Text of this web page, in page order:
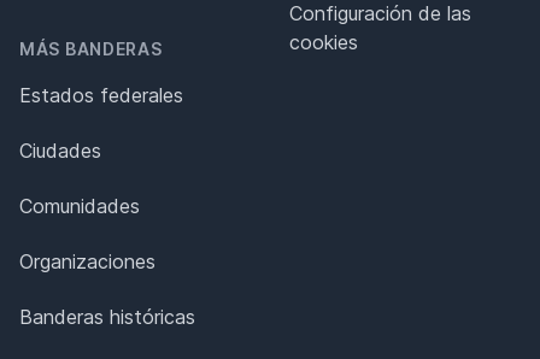
MÁS BANDERAS
Estados federales
Ciudades
Comunidades
Organizaciones
Banderas históricas
Configuración de las
cookies